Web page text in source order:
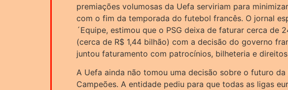
premiações volumosas da Uefa serviriam para
com o fim da temporada do futebol francês. O jornal
´Equipe, estimou que o PSG deixa de faturar cerca de
(cerca de R$ 1,44 bilhão) com a decisão do governo
juntou faturamento com patrocínios, bilheteria e
A Uefa ainda não tomou uma decisão sobre o futuro da
Campeões. A entidade pediu para que todas as ligas